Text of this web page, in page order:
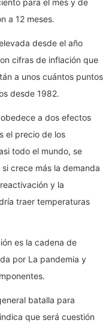
para el mes y de
a 12 meses.
desde el año
cifras de inflación que
a unos cuántos puntos
desde 1982.
a dos efectos
el precio de los
todo el mundo, se
crece más la demanda
y la
traer temperaturas
es la cadena de
por La pandemia y
batalla para
que será cuestión